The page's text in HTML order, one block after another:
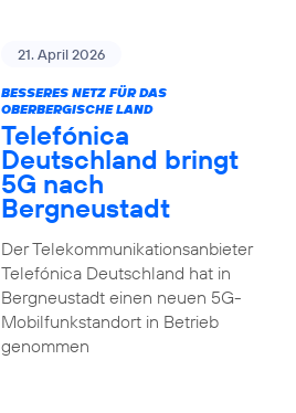
21. April 2026
BESSERES NETZ FÜR DAS
OBERBERGISCHE LAND
Telefónica
Deutschland bringt
5G nach
Bergneustadt
Der Telekommunikationsanbieter
Telefónica Deutschland hat in
Bergneustadt einen neuen 5G-
Mobilfunkstandort in Betrieb
genommen